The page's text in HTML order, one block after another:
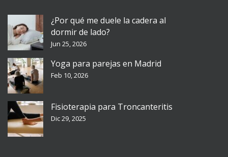
¿Por qué me duele la cadera al
dormir de lado?
Jun 25, 2026
Yoga para parejas en Madrid
Feb 10, 2026
Fisioterapia para Troncanteritis
Dic 29, 2025